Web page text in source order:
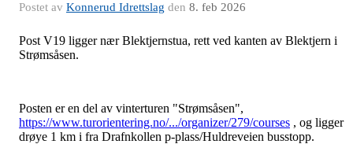
Postet av Konnerud Idrettslag den 8. feb 2026
Post V19 ligger nær Blektjernstua, rett ved kanten av Blektjern i
Strømsåsen.
Posten er en del av vinterturen "Strømsåsen",
https://www.turorientering.no/.../organizer/279/courses , og ligger
drøye 1 km i fra Drafnkollen p-plass/Huldreveien busstopp.